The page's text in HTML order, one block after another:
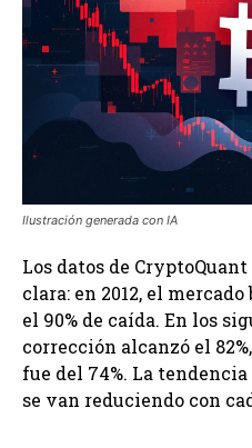
Ilustración generada con IA
Los datos de
clara: en 2012, el
el 90% de caída. En los
corrección alcanzó el
fue del 74%. La
se van reduciendo con